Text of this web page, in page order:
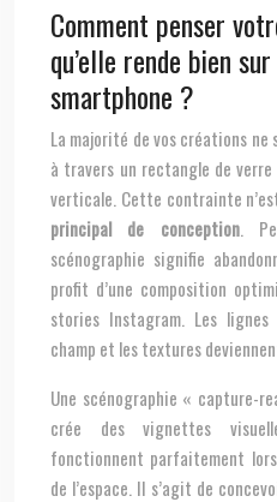
Comment penser
qu’elle rende bien
smartphone ?
La majorité de vos créations ne
à travers un rectangle de
verticale. Cette contrainte
principal de conception.
scénographie signifie
profit d’une composition
stories Instagram. Les
champ et les textures
Une scénographie « capture-
crée des vignettes
fonctionnent parfaitement
de l’espace. Il s’agit de